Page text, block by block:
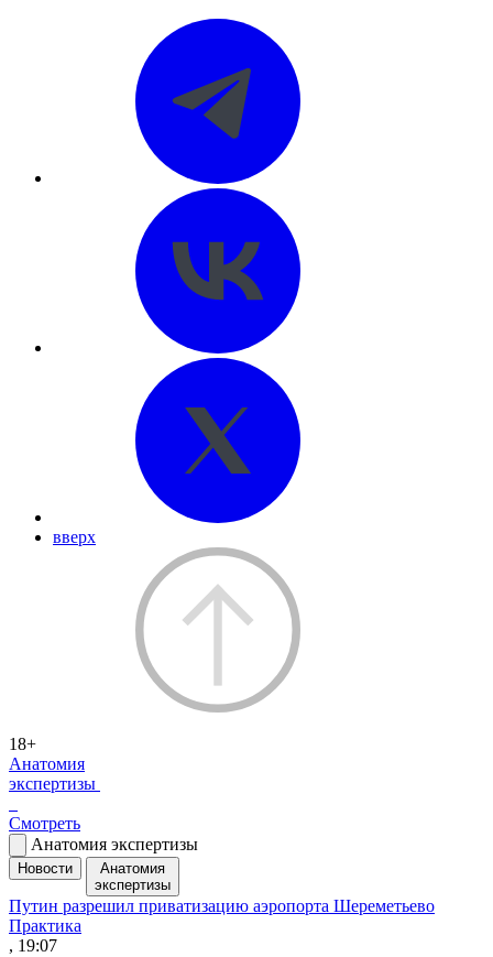
вверх
18+
Анатомия
экспертизы
Смотреть
Анатомия экспертизы
Новости
Анатомия
экспертизы
Путин разрешил приватизацию аэропорта Шереметьево
Практика
, 19:07